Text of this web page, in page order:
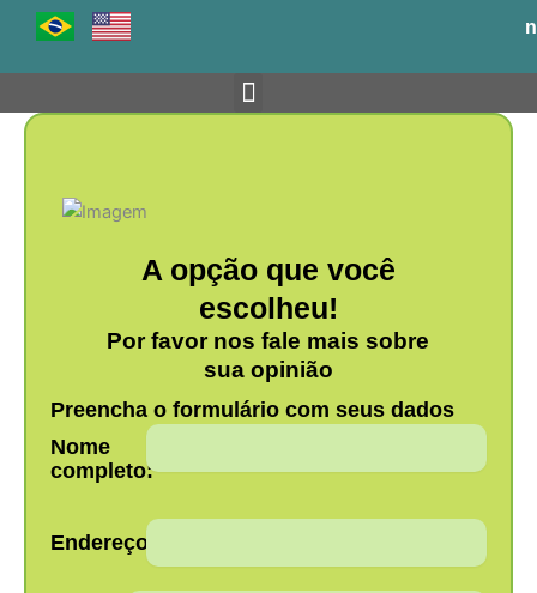
o
A opção que você
escolheu!
Por favor nos fale mais sobre
sua opinião
Preencha o formulário com seus dados
Nome
completo:
Endereço: